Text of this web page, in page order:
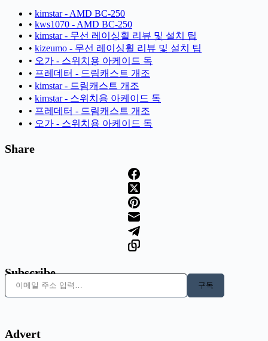
• kimstar - AMD BC-250
• kws1070 - AMD BC-250
• kimstar - 무선 레이싱휠 리뷰 및 설치 팁
• kizeumo - 무선 레이싱휠 리뷰 및 설치 팁
• 오가 - 스위치용 아케이드 독
• 프레데터 - 드림캐스트 개조
• kimstar - 드림캐스트 개조
• kimstar - 스위치용 아케이드 독
• 프레데터 - 드림캐스트 개조
• 오가 - 스위치용 아케이드 독
Share
Subscribe
이메일 주소 입력…
구독
Advert